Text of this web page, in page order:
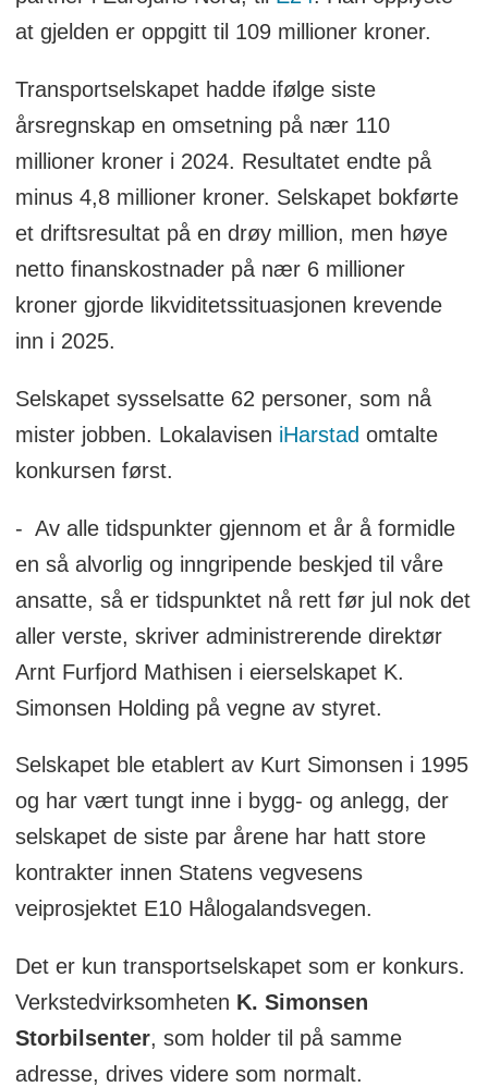
at gjelden er oppgitt til 109 millioner kroner.
Transportselskapet hadde ifølge siste
årsregnskap en omsetning på nær 110
millioner kroner i 2024. Resultatet endte på
minus 4,8 millioner kroner. Selskapet bokførte
et driftsresultat på en drøy million, men høye
netto finanskostnader på nær 6 millioner
kroner gjorde likviditetssituasjonen krevende
inn i 2025.
Selskapet sysselsatte 62 personer, som nå
mister jobben. Lokalavisen iHarstad omtalte
konkursen først.
- Av alle tidspunkter gjennom et år å formidle
en så alvorlig og inngripende beskjed til våre
ansatte, så er tidspunktet nå rett før jul nok det
aller verste, skriver administrerende direktør
Arnt Furfjord Mathisen i eierselskapet K.
Simonsen Holding på vegne av styret.
Selskapet ble etablert av Kurt Simonsen i 1995
og har vært tungt inne i bygg- og anlegg, der
selskapet de siste par årene har hatt store
kontrakter innen Statens vegvesens
veiprosjektet E10 Hålogalandsvegen.
Det er kun transportselskapet som er konkurs.
Verkstedvirksomheten K. Simonsen
Storbilsenter, som holder til på samme
adresse, drives videre som normalt.